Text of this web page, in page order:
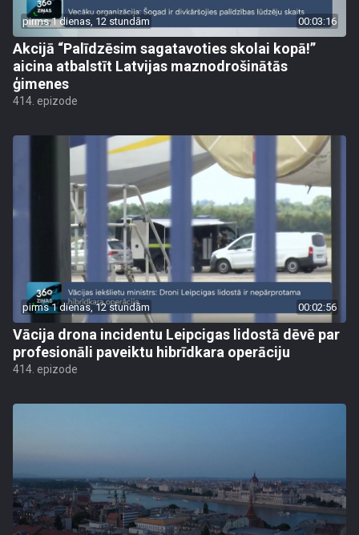
pirms 1 dienas, 12 stundām 00:03:16
Akcijā “Palīdzēsim sagatavoties skolai kopā!”
aicina atbalstīt Latvijas maznodrošinātās
ģimenes
414. epizode
pirms 1 dienas, 12 stundām 00:02:56
Vācija drona incidentu Leipcigas lidostā dēvē par
profesionāli paveiktu hibrīdkara operāciju
414. epizode